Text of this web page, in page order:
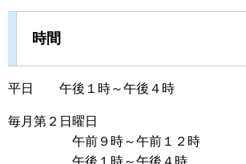
時間
平日 午後１時～午後４時
毎月第２日曜日
午前９時～午前１２時
午後１時～午後４時